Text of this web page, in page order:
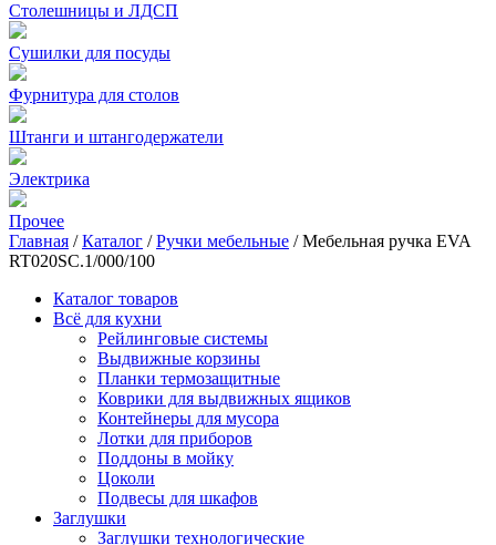
Столешницы и ЛДСП
Сушилки для посуды
Фурнитура для столов
Штанги и штангодержатели
Электрика
Прочее
Главная /Каталог /Ручки мебельные /Мебельная ручка EVA
RT020SC.1/000/100
Каталог товаров
Всё для кухни
Рейлинговые системы
Выдвижные корзины
Планки термозащитные
Коврики для выдвижных ящиков
Контейнеры для мусора
Лотки для приборов
Поддоны в мойку
Цоколи
Подвесы для шкафов
Заглушки
Заглушки технологические